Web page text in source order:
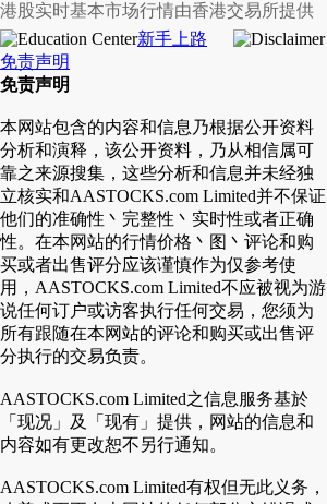
港股实时基本市场行情由香港交易所提供
新手上路
免责声明
免责声明
本网站包含的内容和信息乃根据公开资料
分析和演释，该公开资料，乃从相信属可
靠之来源搜集，这些分析和信息并未经独
立核实和AASTOCKS.com Limited并不保证
他们的准确性丶完整性丶实时性或者正确
性。在本网站的行情价格丶图丶评论和购
买或者出售评分应该谨慎作为仅参考使
用，AASTOCKS.com Limited不应被视为游
说任何订户或访客执行任何交易，您须为
所有跟随在本网站的评论和购买或出售评
分执行的交易负责。
AASTOCKS.com Limited之信息服务基於
「现况」及「现有」提供，网站的信息和
内容如有更改恕不另行通知。
AASTOCKS.com Limited有权但无此义务，